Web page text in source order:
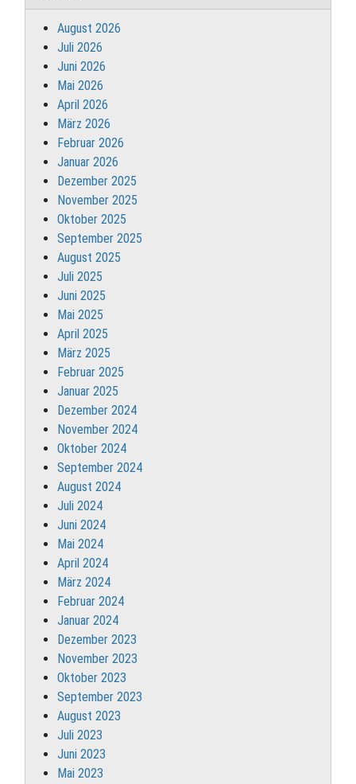
August 2026
Juli 2026
Juni 2026
Mai 2026
April 2026
März 2026
Februar 2026
Januar 2026
Dezember 2025
November 2025
Oktober 2025
September 2025
August 2025
Juli 2025
Juni 2025
Mai 2025
April 2025
März 2025
Februar 2025
Januar 2025
Dezember 2024
November 2024
Oktober 2024
September 2024
August 2024
Juli 2024
Juni 2024
Mai 2024
April 2024
März 2024
Februar 2024
Januar 2024
Dezember 2023
November 2023
Oktober 2023
September 2023
August 2023
Juli 2023
Juni 2023
Mai 2023